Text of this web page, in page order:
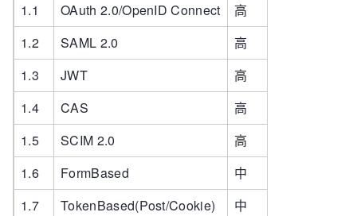
1.1
OAuth 2.0/OpenID Connect
高
1.2
SAML 2.0
高
1.3
JWT
高
1.4
CAS
高
1.5
SCIM 2.0
高
1.6
FormBased
中
1.7
TokenBased(Post/Cookie)
中